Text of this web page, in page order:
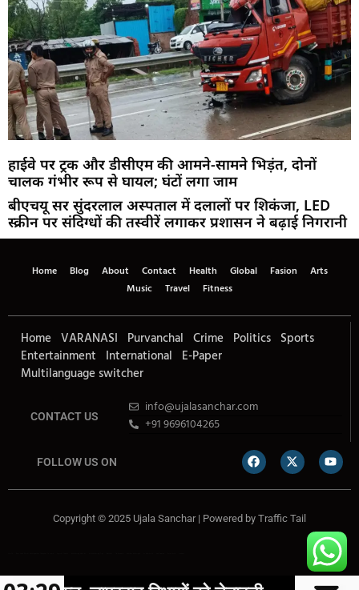
हाईवे पर ट्रक और डीसीएम की आमने-सामने भिड़ंत, दोनों
चालक गंभीर रूप से घायल; घंटों लगा जाम
बीएचयू सर सुंदरलाल अस्पताल में दलालों पर शिकंजा, LED
स्क्रीन पर संदिग्धों की तस्वीरें लगाकर प्रशासन ने बढ़ाई निगरानी
Home Blog About Contact Health Global Fasion
Arts
Music
Travel Fitness
Home VARANASI Purvanchal Crime Politics Sports
Entertainment International E-Paper
Multilanguage switcher
CONTACT US
info@ujalasanchar.com
+91 9696104265
FOLLOW US ON
Copyright © 2025 Ujala Sanchar | Powered by Traffic Tail